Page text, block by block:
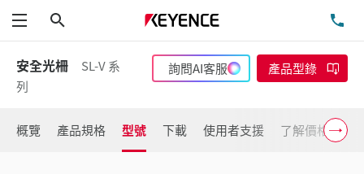
功能表
安全光柵
SL-V 系
列
詢問AI客服 產品型錄
概覽 產品規格 型號 下載 使用者支援 了解價格